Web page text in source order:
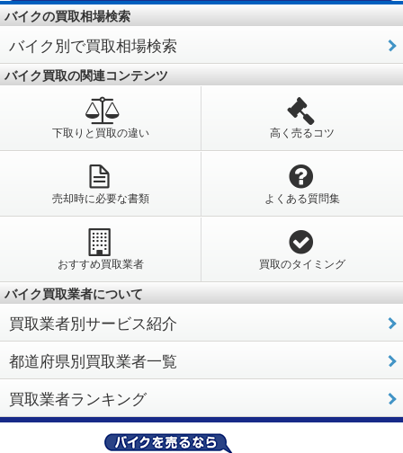
バイクの買取相場検索
バイク別で買取相場検索
バイク買取の関連コンテンツ
下取りと買取の違い 高く売るコツ
売却時に必要な書類 よくある質問集
おすすめ買取業者 買取のタイミング
バイク買取業者について
買取業者別サービス紹介
都道府県別買取業者一覧
買取業者ランキング